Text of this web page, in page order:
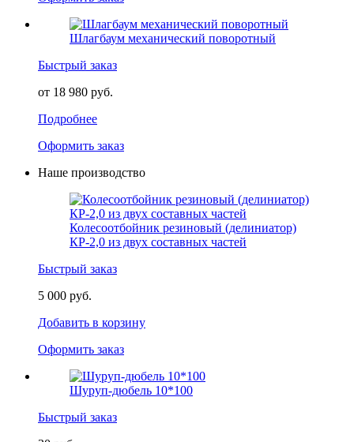
Шлагбаум механический поворотный
Быстрый заказ
от 18 980 руб.
Подробнее
Оформить заказ
Наше производство
Колесоотбойник резиновый (делиниатор)
КР-2,0 из двух составных частей
Быстрый заказ
5 000 руб.
Добавить в корзину
Оформить заказ
Шуруп-дюбель 10*100
Быстрый заказ